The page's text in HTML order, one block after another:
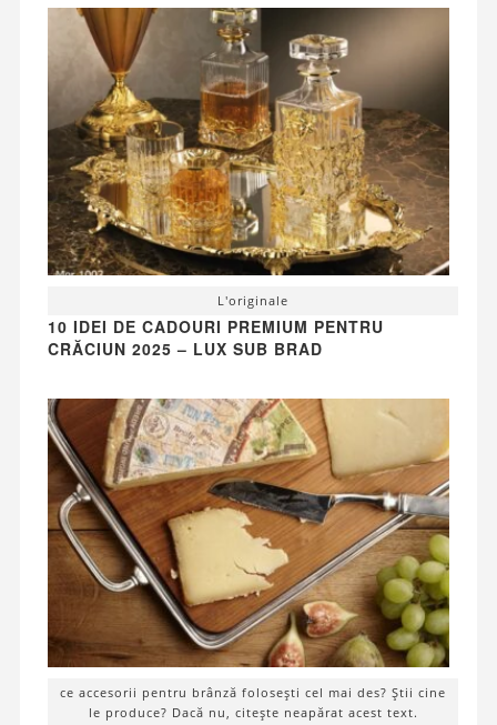
L'originale
10 IDEI DE CADOURI PREMIUM PENTRU
CRĂCIUN 2025 – LUX SUB BRAD
ce accesorii pentru brânză folosești cel mai des? Știi cine
le produce? Dacă nu, citește neapărat acest text.